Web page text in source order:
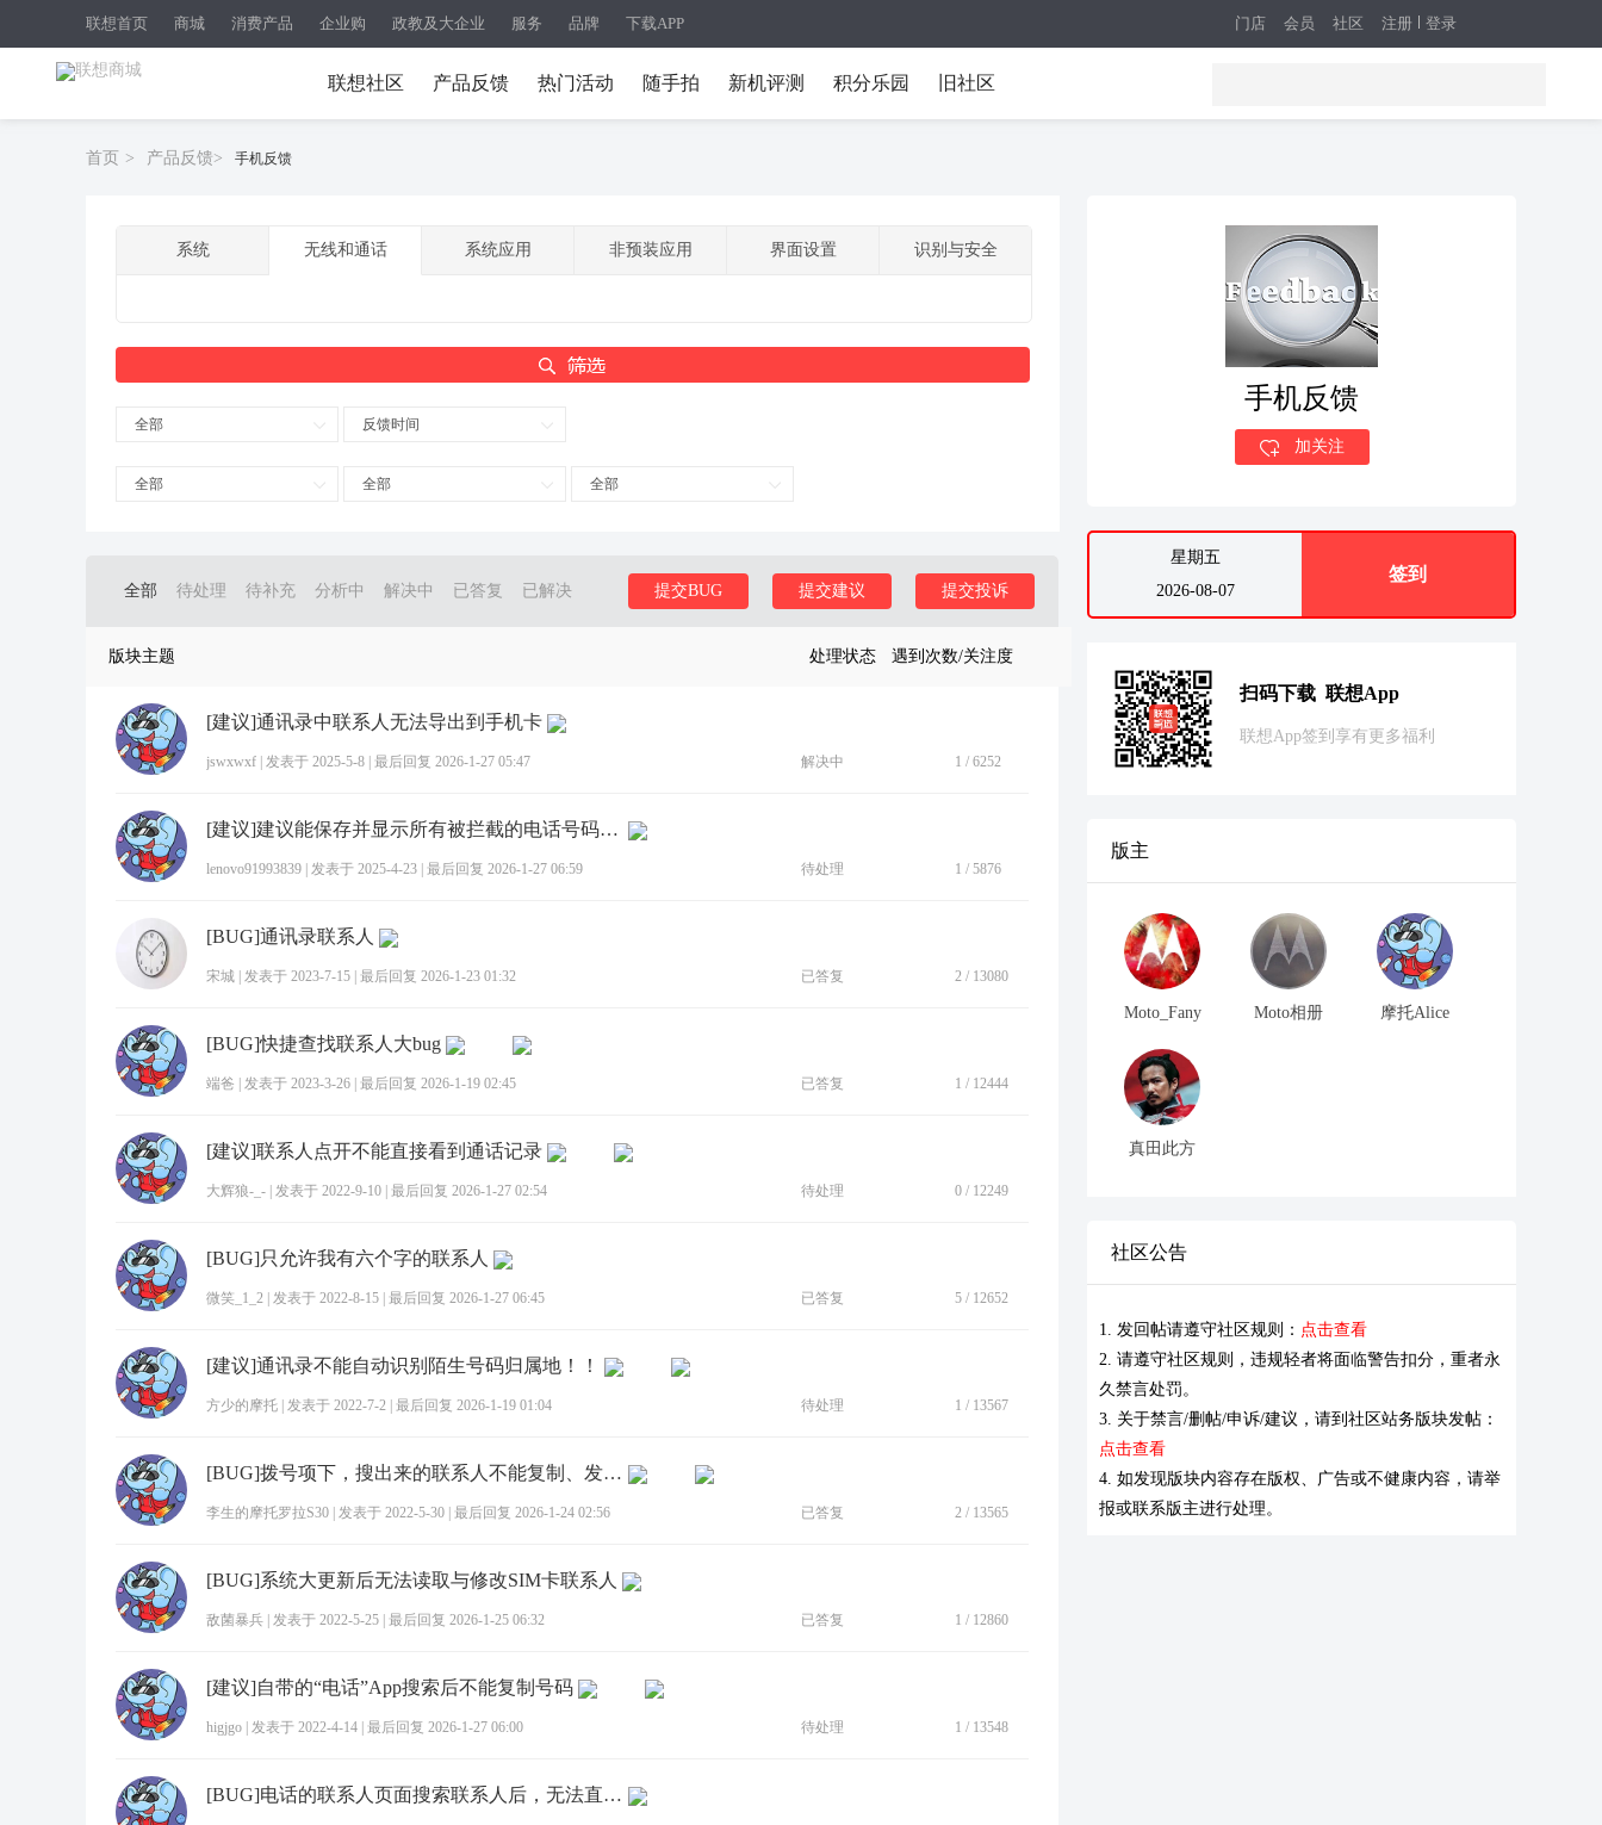
联想首页 商城 消费产品 企业购 政教及大企业 服务 品牌 下载APP 注册 登录
门店 会员 社区
联想社区 产品反馈 热门活动 随手拍 新机评测 积分乐园 旧社区
首页 > 产品反馈> 手机反馈
系统 无线和通话 系统应用 非预装应用 界面设置 识别与安全
全部 反馈时间
全部 全部 全部
全部 待处理 待补充 分析中 解决中 已答复 已解决 提交投诉
提交建议
提交BUG
版块主题 处理状态 遇到次数/关注度
[建议]通讯录中联系人无法导出到手机卡
jswxwxf 发表于 2025-5-8 最后回复 2026-1-27 05:47 解决中 1 / 6252
[建议]建议能保存并显示所有被拦截的电话号码与短信
lenovo91993839 发表于 2025-4-23 最后回复 2026-1-27 06:59 待处理 1 / 5876
[BUG]通讯录联系人
宋城 发表于 2023-7-15 最后回复 2026-1-23 01:32 已答复 2 / 13080
[BUG]快捷查找联系人大bug
端爸 发表于 2023-3-26 最后回复 2026-1-19 02:45 已答复 1 / 12444
[建议]联系人点开不能直接看到通话记录
大辉狼-_- 发表于 2022-9-10 最后回复 2026-1-27 02:54 待处理 0 / 12249
[BUG]只允许我有六个字的联系人
微笑_1_2 发表于 2022-8-15 最后回复 2026-1-27 06:45 已答复 5 / 12652
[建议]通讯录不能自动识别陌生号码归属地！！
方少的摩托 发表于 2022-7-2 最后回复 2026-1-19 01:04 待处理 1 / 13567
[BUG]拨号项下，搜出来的联系人不能复制、发信息、看通话记录等，点击就是拨号！？？
李生的摩托罗拉S30 发表于 2022-5-30 最后回复 2026-1-24 02:56 已答复 2 / 13565
[BUG]系统大更新后无法读取与修改SIM卡联系人
敌菌暴兵 发表于 2022-5-25 最后回复 2026-1-25 06:32 已答复 1 / 12860
[建议]自带的“电话”App搜索后不能复制号码
higjgo 发表于 2022-4-14 最后回复 2026-1-27 06:00 待处理 1 / 13548
[BUG]电话的联系人页面搜索联系人后，无法直接复制号码，只能直接拨打，求改进
手机反馈
加关注
星期五
2026-08-07
签到
扫码下载 联想App
联想App签到享有更多福利
版主
Moto_Fany Moto相册 摩托Alice
真田此方
社区公告
1. 发回帖请遵守社区规则： 点击查看
2. 请遵守社区规则，违规轻者将面临警告扣分，重者永
久禁言处罚。
3. 关于禁言/删帖/申诉/建议，请到社区站务版块发帖：
点击查看
4. 如发现版块内容存在版权、广告或不健康内容，请举
报或联系版主进行处理。